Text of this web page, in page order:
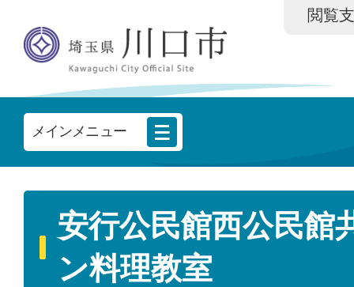
閲覧
メインメニュー
安行公民館西公民館
ン料理教室